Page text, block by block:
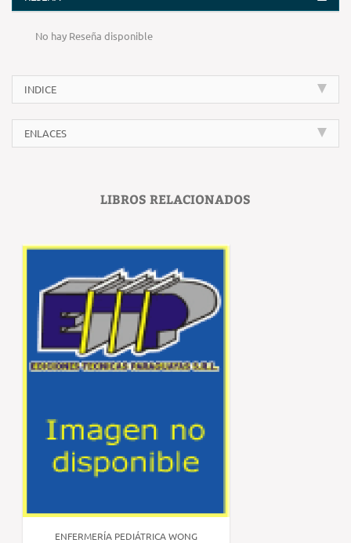
No hay Reseña disponible
INDICE
ENLACES
LIBROS RELACIONADOS
ENFERMERÍA PEDIÁTRICA WONG